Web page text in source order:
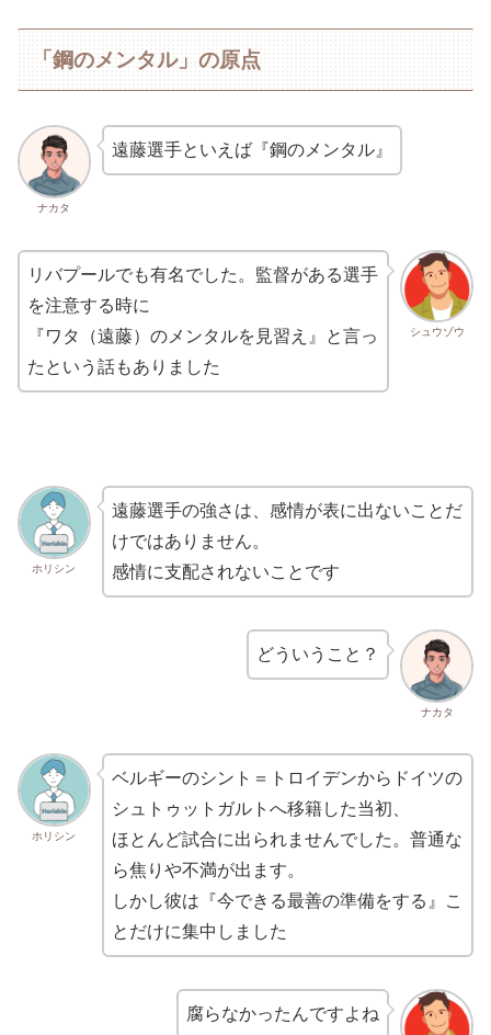
「鋼のメンタル」の原点
ナカタ
遠藤選手といえば『鋼のメンタル』
シュウゾウ
リバプールでも有名でした。監督がある選手
を注意する時に
『ワタ（遠藤）のメンタルを見習え』と言っ
たという話もありました
ホリシン
遠藤選手の強さは、感情が表に出ないことだ
けではありません。
感情に支配されないことです
ナカタ
どういうこと？
ホリシン
ベルギーのシント＝トロイデンからドイツの
シュトゥットガルトへ移籍した当初、
ほとんど試合に出られませんでした。普通な
ら焦りや不満が出ます。
しかし彼は『今できる最善の準備をする』こ
とだけに集中しました
腐らなかったんですよね